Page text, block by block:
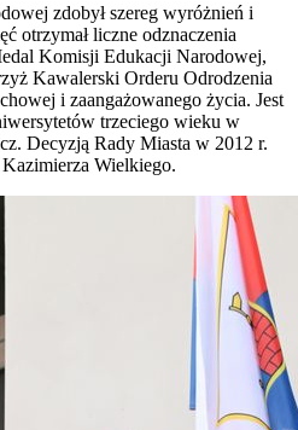
zdobył szereg wyróżnień i
otrzymał liczne odznaczenia
Komisji Edukacji Narodowej,
Kawalerski Orderu Odrodzenia
i zaangażowanego życia. Jest
trzeciego wieku w
Decyzją Rady Miasta w 2012 r.
Wielkiego.